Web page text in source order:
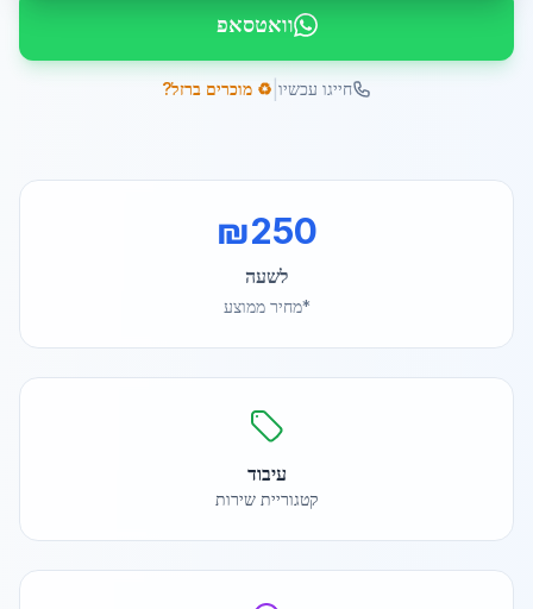
וואטסאפ
חייגו עכשיו ♻️ מוכרים ברזל?
₪250
לשעה
*מחיר ממוצע
עיבוד
קטגוריית שירות